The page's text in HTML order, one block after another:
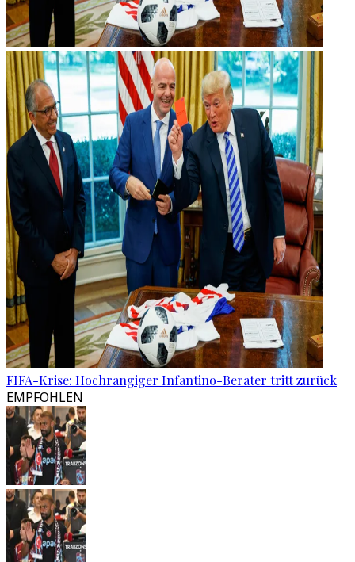
FIFA-Krise: Hochrangiger Infantino-Berater tritt zurück
EMPFOHLEN